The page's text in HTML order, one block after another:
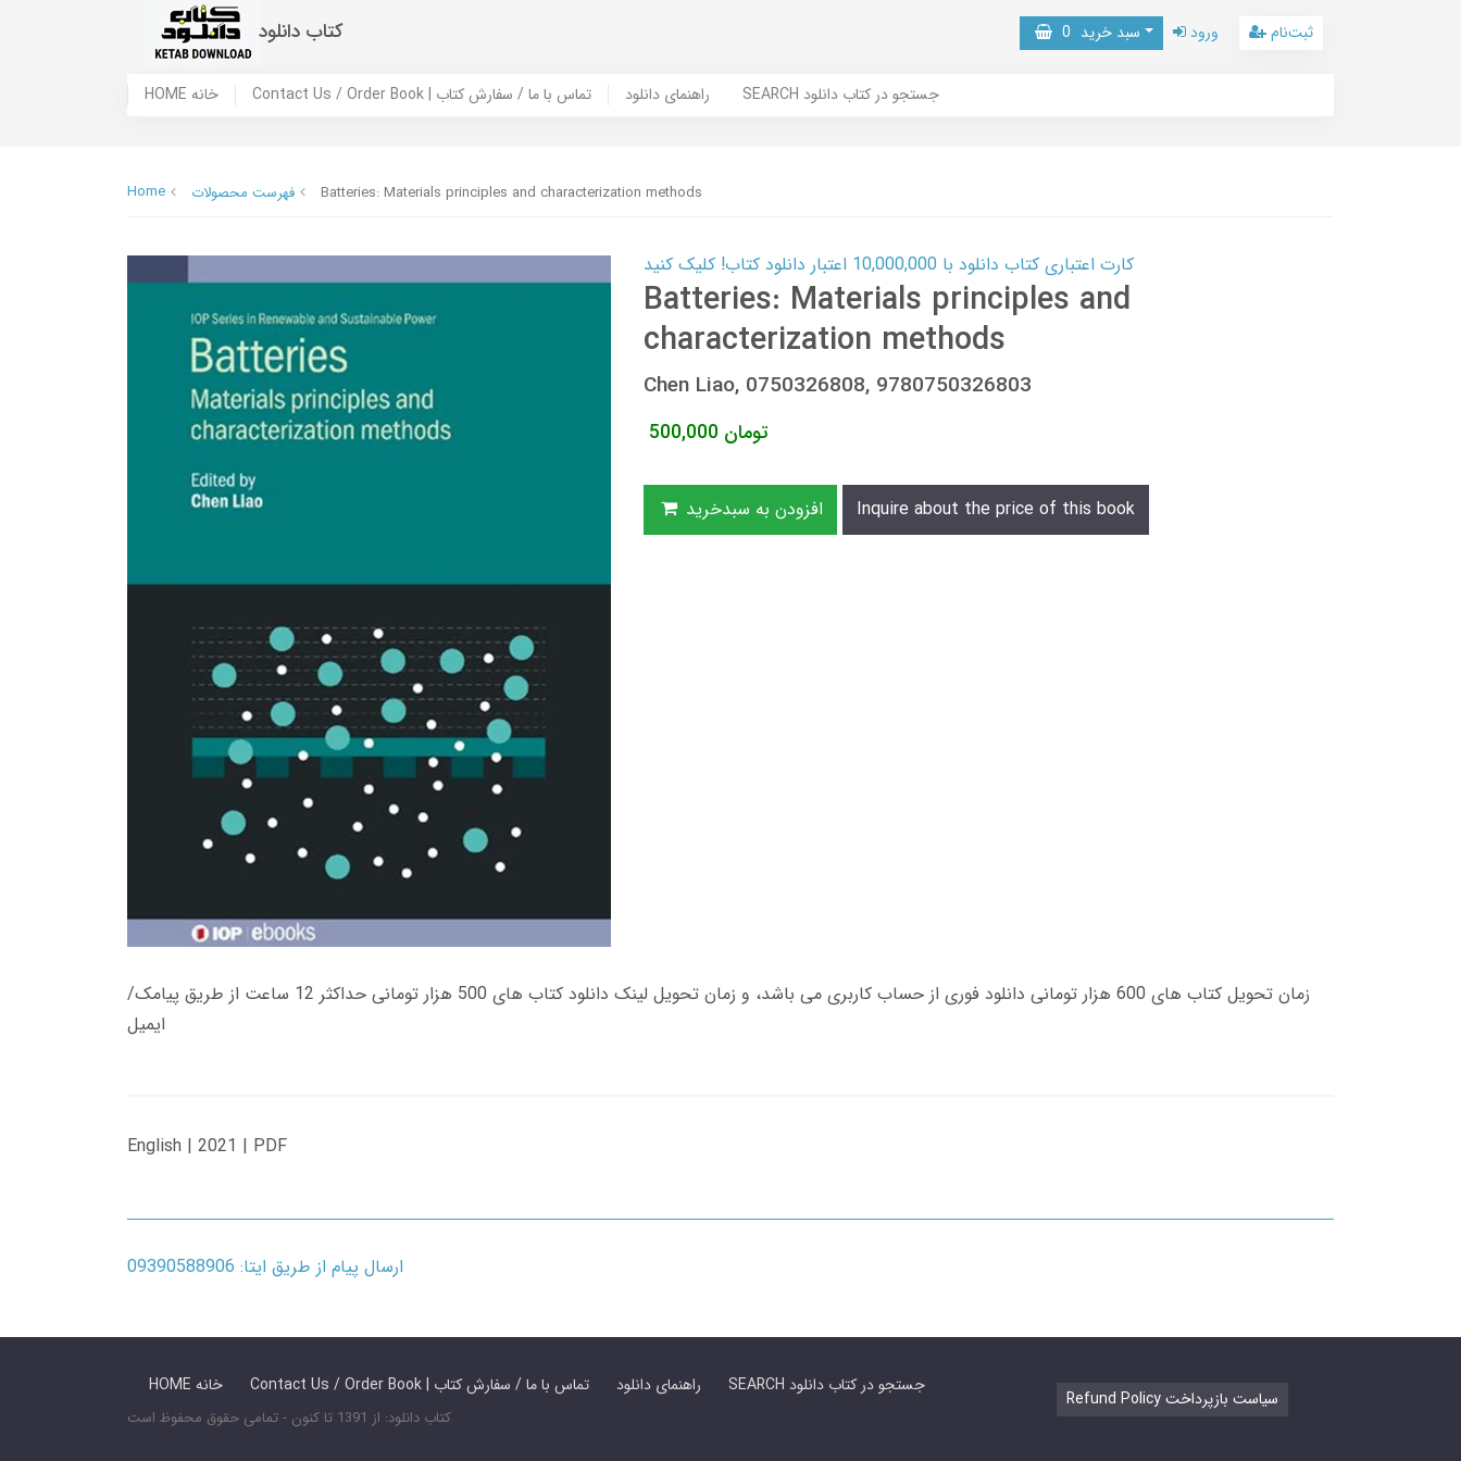
کتاب دانلود سبد خرید 0 ورود ثبت‌نام
HOME خانه Contact Us / Order Book | تماس با ما / سفارش کتاب راهنمای دانلود SEARCH جستجو در کتاب دانلود
Home فهرست محصولات Batteries: Materials principles and characterization methods
کارت اعتباری کتاب دانلود با 10,000,000 اعتبار دانلود کتاب! کلیک کنید
Batteries: Materials principles and
characterization methods
Chen Liao, 0750326808, 9780750326803
500,000 تومان
افزودن به سبدخرید Inquire about the price of this book
زمان تحویل کتاب های 600 هزار تومانی دانلود فوری از حساب کاربری می باشد، و زمان تحویل لینک دانلود کتاب های 500 هزار تومانی حداکثر 12 ساعت از طریق پیامک/
ایمیل
English | 2021 | PDF
ارسال پیام از طریق ایتا: 09390588906
HOME خانه Contact Us / Order Book | تماس با ما / سفارش کتاب راهنمای دانلود SEARCH جستجو در کتاب دانلود
کتاب دانلود: از 1391 تا کنون - تمامی حقوق محفوظ است
Refund Policy سیاست بازپرداخت